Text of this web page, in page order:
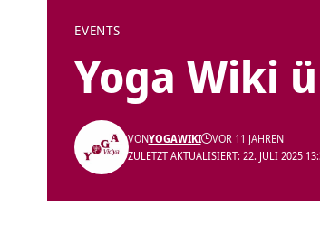
EVENTS
Yoga Wiki
ZULETZT AKTUALISIERT: 22. JULI 2025
VONYOGAWIKI VOR 11 JAHREN